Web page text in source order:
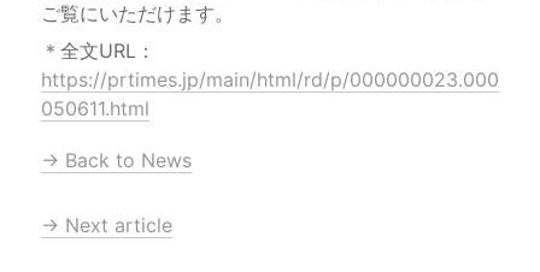
ご覧にいただけます。
＊全文URL：
https://prtimes.jp/main/html/rd/p/000000023.000
050611.html
→ Back to News
→ Next article